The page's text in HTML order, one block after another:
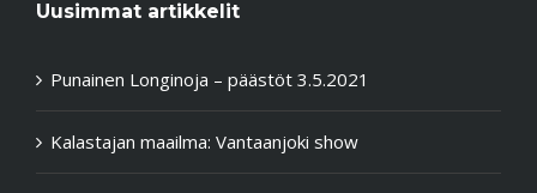
Uusimmat artikkelit
Punainen Longinoja – päästöt 3.5.2021
Kalastajan maailma: Vantaanjoki show